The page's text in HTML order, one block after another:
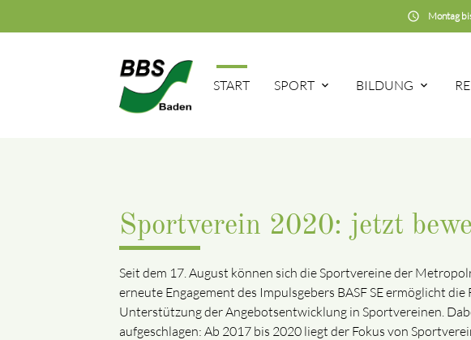
schedule Montag
START SPORT BILDUNG
Sportverein 2020: jetzt
Seit dem 17. August können sich die Sportvereine der
erneute Engagement des Impulsgebers BASF SE ermöglicht
Unterstützung der Angebotsentwicklung in Sportvereinen.
aufgeschlagen: Ab 2017 bis 2020 liegt der Fokus von